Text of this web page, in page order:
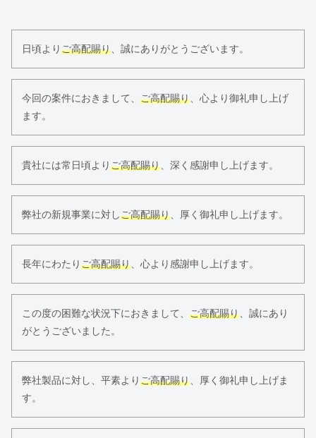
日頃よりご高配賜り、誠にありがとうございます。
今回の案件におきまして、 ご高配賜り、心より御礼申し上げ
ます。
貴社には常日頃よりご高配賜り、深く感謝申し上げます。
弊社の新規事業に対しご高配賜り、厚く御礼申し上げます。
長年にわたりご高配賜り、心より感謝申し上げます。
この度の困難な状況下におきまして、 ご高配賜り、誠にあり
がとうございました。
弊社製品に対し、平素よりご高配賜り、厚く御礼申し上げま
す。